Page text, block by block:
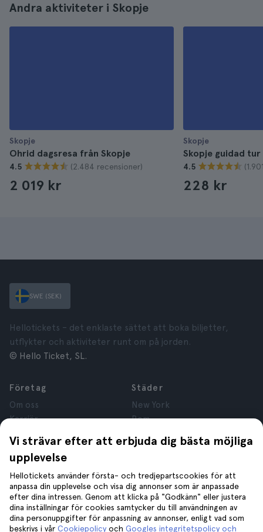
Andra aktiviteter i Skopje
Skopje
Ohrid dagsresa från Skopje
4.5 (2.484 recensioner)
2 019 kr
Skopje
Skopje guidad tur
4.5
228 kr
Vi strävar efter att erbjuda dig bästa möjliga
upplevelse
Hellotickets använder första- och tredjepartscookies för att
anpassa din upplevelse och visa dig annonser som är anpassade
efter dina intressen. Genom att klicka på "Godkänn" eller justera
dina inställningar för cookies samtycker du till användningen av
dina personuppgifter för anpassning av annonser, enligt vad som
beskrivs i vår Cookiepolicy och Googles integritetspolicy och
SWE (SEK)
Hellotickets – det enklaste sättet att boka biljetter,
utflykter och aktiviteter runt om på jorden.
© Hello Ticket, SL.
Företag
Om oss
Karriär
Recensioner
Sekretess
Regler och villkor
Juridisk Rådgivning
Cookies
Städer
New York
Rom
London
Kraków
Tenerife